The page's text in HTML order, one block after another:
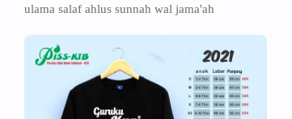
ulama salaf ahlus sunnah wal jama'ah